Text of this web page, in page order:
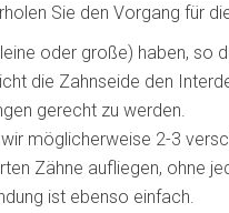
Sie den Vorgang für
oder große) haben, so
die Zahnseide den
gerecht zu werden.
möglicherweise 2-3
Zähne aufliegen, ohne
ist ebenso einfach.